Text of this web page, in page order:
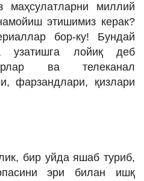
маҳсулатларни миллий
этишимиз керак?
бор-ку! Бундай
узатишга лойиқ деб
ва телеканал
фарзандлари, қизлари
бир уйда яшаб туриб,
эри билан ишқ